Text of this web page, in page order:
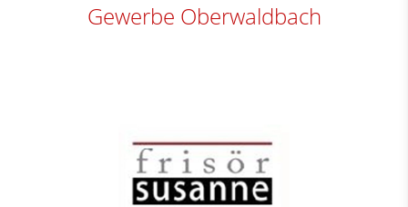
Gewerbe Oberwaldbach